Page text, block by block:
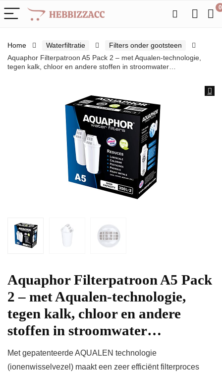
0
Home Waterfiltratie
Filters onder gootsteen
Aquaphor Filterpatroon A5 Pack 2 – met Aqualen-technologie,
tegen kalk, chloor en andere stoffen in stroomwater…
Aquaphor Filterpatroon A5 Pack
2 – met Aqualen-technologie,
tegen kalk, chloor en andere
stoffen in stroomwater…
Met gepatenteerde AQUALEN technologie
(ionenwisselvezel) maakt een zeer efficiënt filterproces